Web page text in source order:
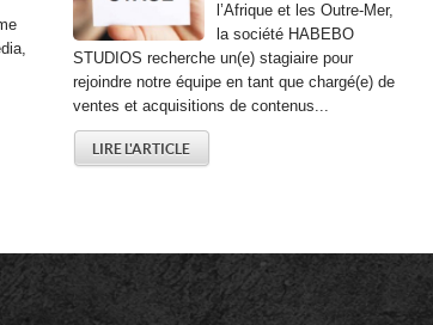
l’Afrique et les Outre-Mer,
la société HABEBO
STUDIOS recherche un(e) stagiaire pour
rejoindre notre équipe en tant que chargé(e) de
ventes et acquisitions de contenus...
LIRE L'ARTICLE